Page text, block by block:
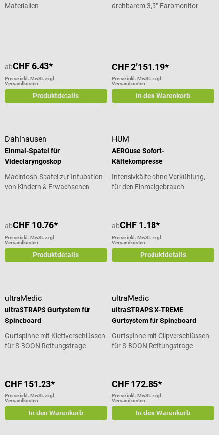
Materialien
abCHF 6.43*
Preise inkl. MwSt. zzgl.
Versandkosten
Produktdetails
drehbarem 3,5"-Farbmonitor
CHF 2’151.19*
Preise inkl. MwSt. zzgl.
Versandkosten
In den Warenkorb
Dahlhausen
Einmal-Spatel für
Videolaryngoskop
Macintosh-Spatel zur Intubation
von Kindern & Erwachsenen
abCHF 10.76*
Preise inkl. MwSt. zzgl.
Versandkosten
Produktdetails
HUM
AEROuse Sofort-
Kältekompresse
Intensivkälte ohne Vorkühlung,
für den Einmalgebrauch
abCHF 1.18*
Preise inkl. MwSt. zzgl.
Versandkosten
Produktdetails
ultraMedic
ultraSTRAPS Gurtystem für
Spineboard
Gurtspinne mit Klettverschlüssen
für S-BOON Rettungstrage
CHF 151.23*
Preise inkl. MwSt. zzgl.
Versandkosten
In den Warenkorb
ultraMedic
ultraSTRAPS X-TREME
Gurtsystem für Spineboard
Gurtspinne mit Clipverschlüssen
für S-BOON Rettungstrage
CHF 172.85*
Preise inkl. MwSt. zzgl.
Versandkosten
In den Warenkorb